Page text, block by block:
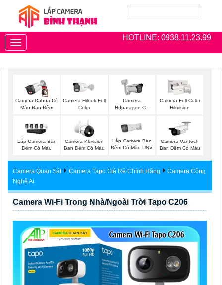
HOTLINE: 0938.11.23.99
Toggle
navigation
Camera Dahua Có
Màu Ban Đêm
Camera Hilook Full
Color
Camera
Hdparagon Có
Camera Full Color
Hikvision
Lắp Camera Ban
Đêm Có Màu
Camera Kbvision
Ban Đêm Có Màu
Lắp Camera Ban
Đêm Có Màu UNV
Camera Vantech
Ban Đêm Có Màu
Camera Quan Sát Camera Tapo Giá Rẻ Chính Hãng
Camera Công
Nghệ Ai
Camera Wi-Fi Trong Nhà/Ngoài Trời Tapo C206